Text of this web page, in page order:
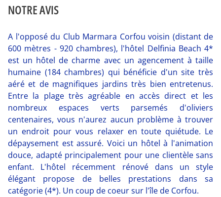
NOTRE AVIS
A l'opposé du Club Marmara Corfou voisin (distant de
600 mètres - 920 chambres), l'hôtel Delfinia Beach 4*
est un hôtel de charme avec un agencement à taille
humaine (184 chambres) qui bénéficie d'un site très
aéré et de magnifiques jardins très bien entretenus.
Entre la plage très agréable en accès direct et les
nombreux espaces verts parsemés d'oliviers
centenaires, vous n'aurez aucun problème à trouver
un endroit pour vous relaxer en toute quiétude. Le
dépaysement est assuré. Voici un hôtel à l'animation
douce, adapté principalement pour une clientèle sans
enfant. L'hôtel récemment rénové dans un style
élégant propose de belles prestations dans sa
catégorie (4*). Un coup de coeur sur l'île de Corfou.